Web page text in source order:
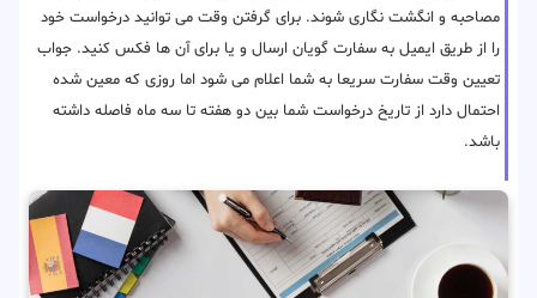
مصاحبه و انگشت نگاری شوند. برای گرفتن وقت می توانید درخواست خود
را از طریق ایمیل به سفارت گویان ارسال و یا برای آن ها فکس کنید. جواب
تعیین وقت سفارت سریعا به شما اعلام می شود اما روزی که معین شده
احتمال دارد از تاریخ درخواست شما بین دو هفته تا سه ماه فاصله داشته
باشد.